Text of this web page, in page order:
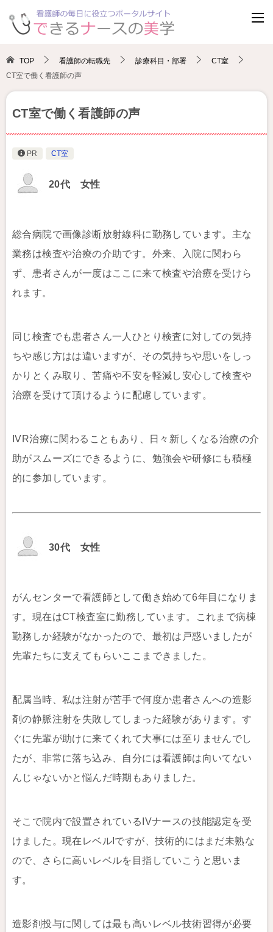
TOP 看護師の転職先 診療科目・部署
CT室
CT室で働く看護師の声
CT室で働く看護師の声
PR CT室
20代 女性
総合病院で画像診断放射線科に勤務しています。主な
業務は検査や治療の介助です。外来、入院に関わら
ず、患者さんが一度はここに来て検査や治療を受けら
れます。
同じ検査でも患者さん一人ひとり検査に対しての気持
ちや感じ方はは違いますが、その気持ちや思いをしっ
かりとくみ取り、苦痛や不安を軽減し安心して検査や
治療を受けて頂けるように配慮しています。
IVR治療に関わることもあり、日々新しくなる治療の介
助がスムーズにできるように、勉強会や研修にも積極
的に参加しています。
30代 女性
がんセンターで看護師として働き始めて6年目になりま
す。現在はCT検査室に勤務しています。これまで病棟
勤務しか経験がなかったので、最初は戸惑いましたが
先輩たちに支えてもらいここまできました。
配属当時、私は注射が苦手で何度か患者さんへの造影
剤の静脈注射を失敗してしまった経験があります。す
ぐに先輩が助けに来てくれて大事には至りませんでし
たが、非常に落ち込み、自分には看護師は向いてない
んじゃないかと悩んだ時期もありました。
そこで院内で設置されているIVナースの技能認定を受
けました。現在レベルIですが、技術的にはまだ未熟な
ので、さらに高いレベルを目指していこうと思いま
す。
造影剤投与に関しては最も高いレベル技術習得が必要